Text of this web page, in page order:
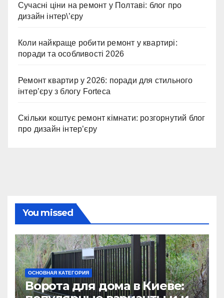
Сучасні ціни на ремонт у Полтаві: блог про
дизайн інтер\’єру
Коли найкраще робити ремонт у квартирі:
поради та особливості 2026
Ремонт квартир у 2026: поради для стильного
інтер’єру з блогу Forteca
Скільки коштує ремонт кімнати: розгорнутий блог
про дизайн інтер’єру
You missed
ОСНОВНАЯ КАТЕГОРИЯ
Ворота для дома в Киеве: